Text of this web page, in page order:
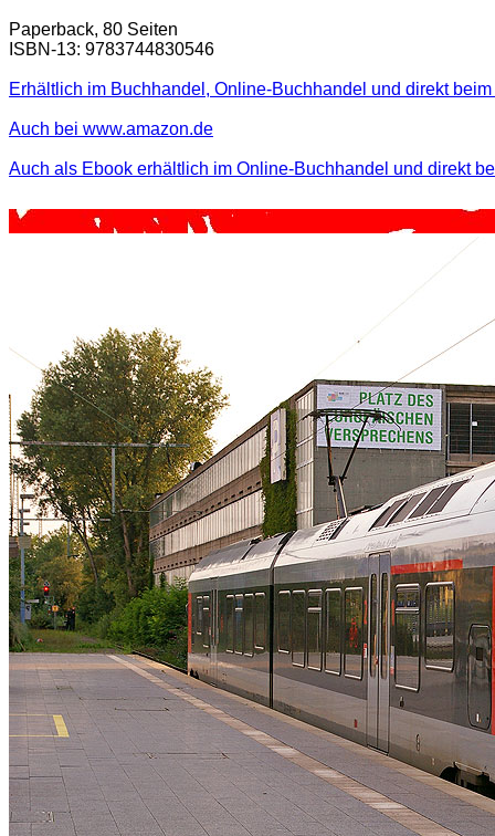
Paperback, 80 Seiten
ISBN-13: 9783744830546
Erhältlich im Buchhandel, Online-Buchhandel und direkt beim
Auch bei www.amazon.de
Auch als Ebook erhältlich im Online-Buchhandel und direkt